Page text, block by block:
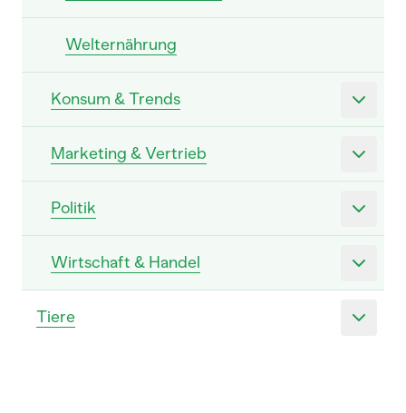
Welternährung
Konsum & Trends
Marketing & Vertrieb
Politik
Wirtschaft & Handel
Tiere